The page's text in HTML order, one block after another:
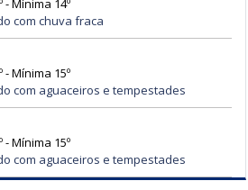
- Mínima 14º
com chuva fraca
- Mínima 15º
com aguaceiros e tempestades
- Mínima 15º
com aguaceiros e tempestades